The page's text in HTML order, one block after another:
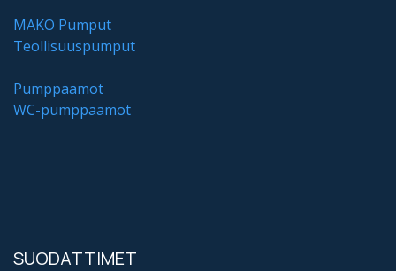
MAKO Pumput
Teollisuuspumput
Pumppaamot
WC-pumppaamot
SUODATTIMET